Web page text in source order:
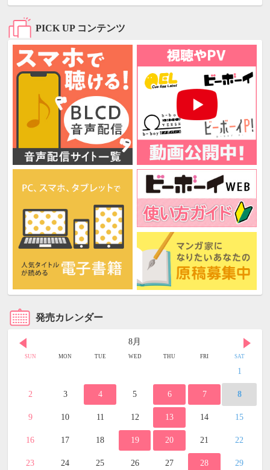
PICK UP コンテンツ
発売カレンダー
8月
SUN MON TUE WED THU FRI SAT
1
2 3 4 5 6 7 8
9 10 11 12 13 14 15
16 17 18 19 20 21 22
23 24 25 26 27 28 29